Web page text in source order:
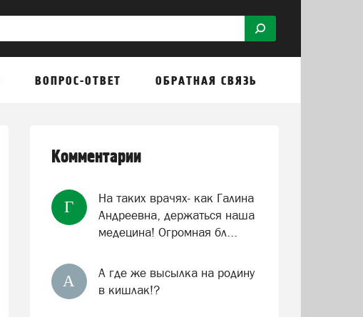
ВОПРОС-ОТВЕТ ОБРАТНАЯ СВЯЗЬ
Комментарии
Г
На таких врачях- как Галина
Андреевна, держаться наша
медецина! Огромная бл...
А
А где же высылка на родину
в кишлак!?